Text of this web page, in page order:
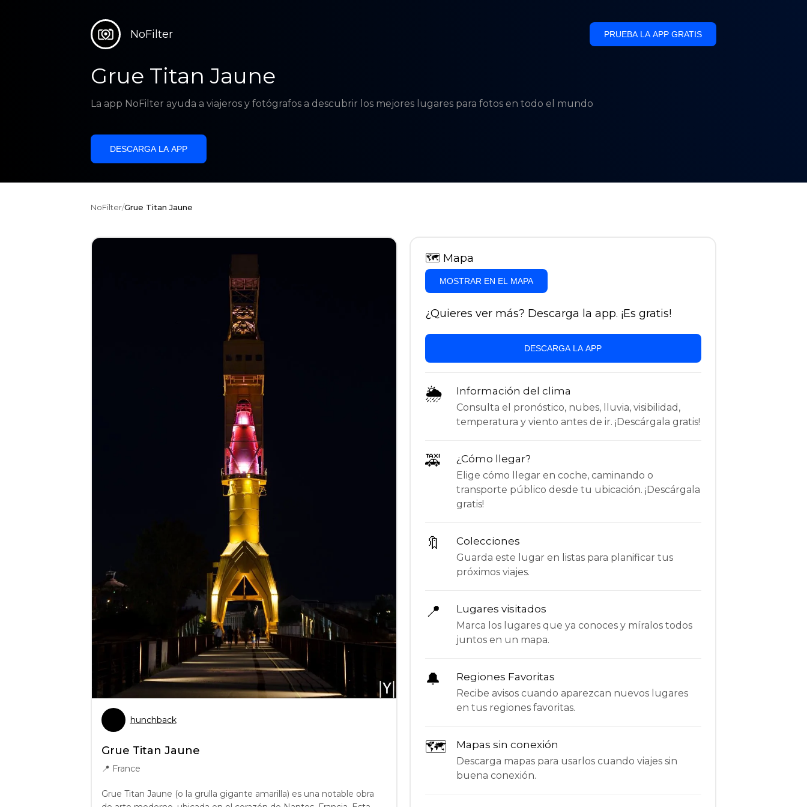
NoFilter PRUEBA LA APP GRATIS
Grue Titan Jaune
La app NoFilter ayuda a viajeros y fotógrafos a descubrir los mejores lugares para fotos en todo el mundo
DESCARGA LA APP
NoFilter/Grue Titan Jaune
hunchback
Grue Titan Jaune
📍 France
Grue Titan Jaune (o la grulla gigante amarilla) es una notable obra
🗺 Mapa
MOSTRAR EN EL MAPA
¿Quieres ver más? Descarga la app. ¡Es gratis!
DESCARGA LA APP
🌦 Información del clima
Consulta el pronóstico, nubes, lluvia, visibilidad,
temperatura y viento antes de ir. ¡Descárgala gratis!
🚕 ¿Cómo llegar?
Elige cómo llegar en coche, caminando o
transporte público desde tu ubicación. ¡Descárgala
gratis!
🔖 Colecciones
Guarda este lugar en listas para planificar tus
próximos viajes.
📍 Lugares visitados
Marca los lugares que ya conoces y míralos todos
juntos en un mapa.
🔔 Regiones Favoritas
Recibe avisos cuando aparezcan nuevos lugares
en tus regiones favoritas.
🗺 Mapas sin conexión
Descarga mapas para usarlos cuando viajes sin
buena conexión.